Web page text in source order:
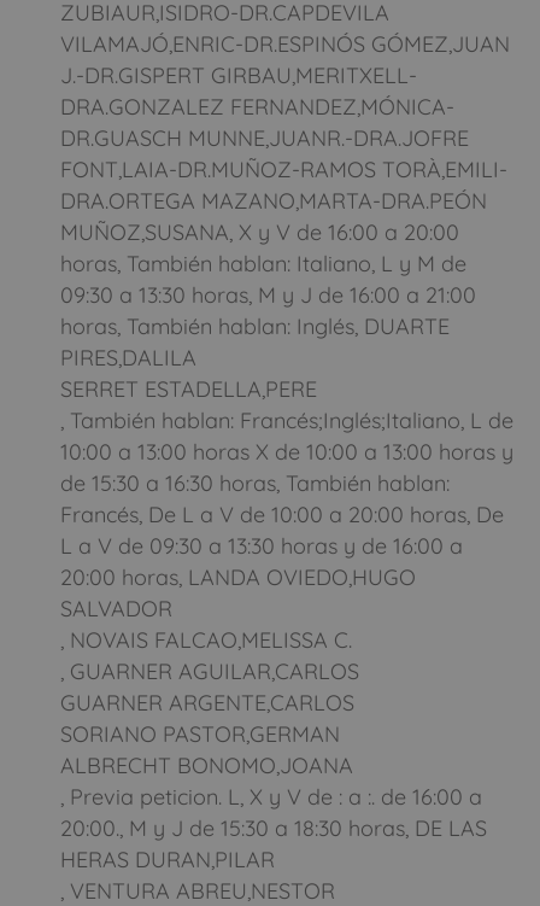
ZUBIAUR,ISIDRO-DR.CAPDEVILA
VILAMAJÓ,ENRIC-DR.ESPINÓS GÓMEZ,JUAN
J.-DR.GISPERT GIRBAU,MERITXELL-
DRA.GONZALEZ FERNANDEZ,MÓNICA-
DR.GUASCH MUNNE,JUANR.-DRA.JOFRE
FONT,LAIA-DR.MUÑOZ-RAMOS TORÀ,EMILI-
DRA.ORTEGA MAZANO,MARTA-DRA.PEÓN
MUÑOZ,SUSANA, X y V de 16:00 a 20:00
horas, También hablan: Italiano, L y M de
09:30 a 13:30 horas, M y J de 16:00 a 21:00
horas, También hablan: Inglés, DUARTE
PIRES,DALILA
SERRET ESTADELLA,PERE
, También hablan: Francés;Inglés;Italiano, L de
10:00 a 13:00 horas X de 10:00 a 13:00 horas y
de 15:30 a 16:30 horas, También hablan:
Francés, De L a V de 10:00 a 20:00 horas, De
L a V de 09:30 a 13:30 horas y de 16:00 a
20:00 horas, LANDA OVIEDO,HUGO
SALVADOR
, NOVAIS FALCAO,MELISSA C.
, GUARNER AGUILAR,CARLOS
GUARNER ARGENTE,CARLOS
SORIANO PASTOR,GERMAN
ALBRECHT BONOMO,JOANA
, Previa peticion. L, X y V de : a :. de 16:00 a
20:00., M y J de 15:30 a 18:30 horas, DE LAS
HERAS DURAN,PILAR
, VENTURA ABREU,NESTOR